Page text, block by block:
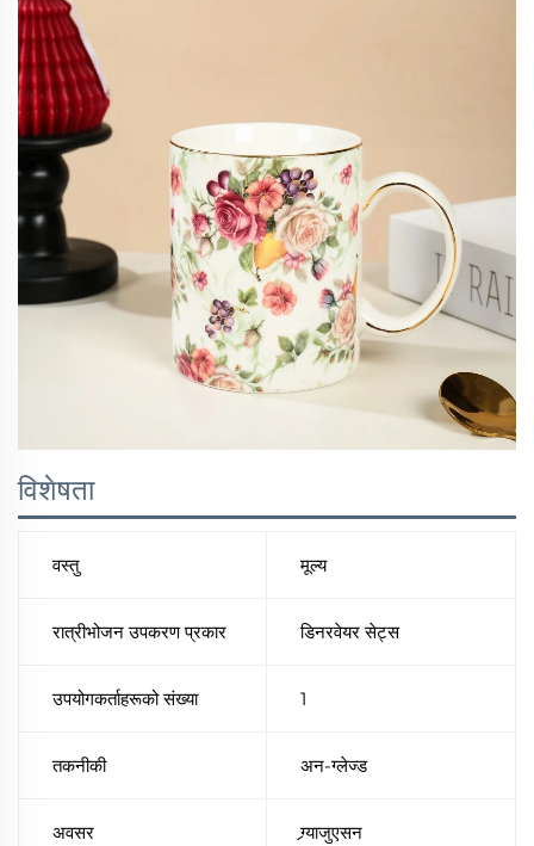
विशेषता
वस्तु मूल्य
रात्रीभोजन उपकरण प्रकार डिनरवेयर सेट्स
उपयोगकर्ताहरूको संख्या 1
तकनीकी अन-ग्लेज्ड
अवसर ग्र्याजुएसन